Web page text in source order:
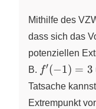
Mithilfe des
dass sich das
potenziellen
B. f^\prime(-
f′(−1) = 3
Tatsache
Extrempunkt